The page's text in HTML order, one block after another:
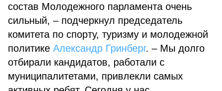
состав Молодежного парламента очень
сильный, – подчеркнул председатель
комитета по спорту, туризму и молодежной
политике Александр Гринберг. – Мы долго
отбирали кандидатов, работали с
муниципалитетами, привлекли самых